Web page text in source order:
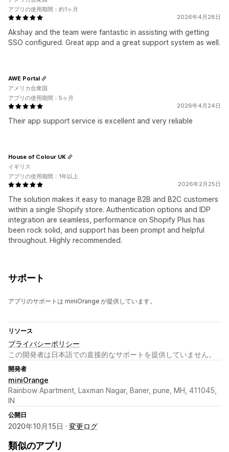
2026年4月28日
Akshay and the team were fantastic in assisting with getting
SSO configured. Great app and a great support system as well.
アプリの使用期間：約1ヶ月
2026年4月24日
Their app support service is excellent and very reliable
AWE Portal
アメリカ合衆国
アプリの使用期間：5ヶ月
2026年2月25日
The solution makes it easy to manage B2B and B2C customers
within a single Shopify store. Authentication options and IDP
integration are seamless, performance on Shopify Plus has
been rock solid, and support has been prompt and helpful
throughout. Highly recommended.
House of Colour UK
イギリス
アプリの使用期間：1年以上
サポート
アプリのサポートは miniOrange が提供しています。
リソース
プライバシーポリシー
この開発者は日本語での直接的なサポートを提供していません。
開発者
miniOrange
Rainbow Apartment, Laxman Nagar, Baner, pune, MH, 411045,
IN
公開日
2020年10月15日 · 変更ログ
類似のアプリ